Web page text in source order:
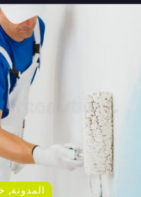
المدونة,